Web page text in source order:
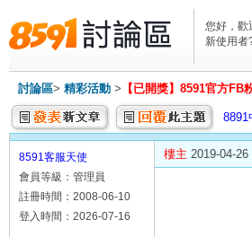
您好，歡
新使用者
討論區> 精彩活動 > 【已開獎】8591官方FB
8891
8591客服天使
會員等級：管理員
註冊時間：2008-06-10
登入時間：2026-07-16
樓主 2019-04-